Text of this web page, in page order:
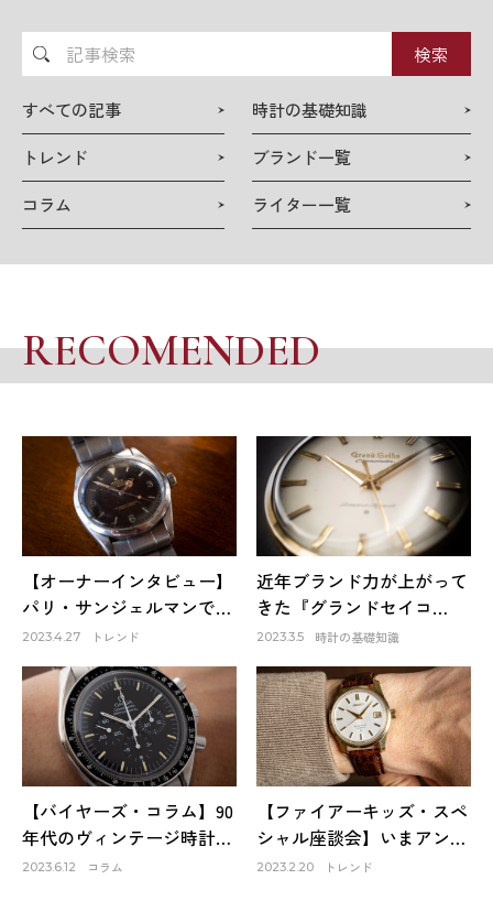
記
事
検
索
すべての記事
トレンド
コラム
時計の基礎知識
ブランド一覧
ライター一覧
RECOMENDED
【オーナーインタビュー】
パリ・サンジェルマンで出
会ったロレックスは生涯1
本だけのお気に入り～
HACHIYAクリエイティブデ
ィレクター 蜂谷雅彦
2023.4.27 トレンド
近年ブランド力が上がって
きた『グランドセイコ
ー』。そのファーストモデ
ルは品質も良く、日本の誇
りでもある！
2023.3.5 時計の基礎知識
【バイヤーズ・コラム】90
年代のヴィンテージ時計が
オススメな理由
2023.6.12 コラム
【ファイアーキッズ・スペ
シャル座談会】いまアンテ
ィーク時計市場はどうなっ
2023.2.20 トレンド